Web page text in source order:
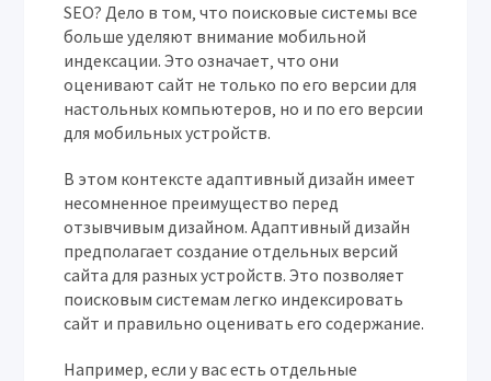
SEO? Дело в том‚ что поисковые системы все
больше уделяют внимание мобильной
индексации. Это означает‚ что они
оценивают сайт не только по его версии для
настольных компьютеров‚ но и по его версии
для мобильных устройств.
В этом контексте адаптивный дизайн имеет
несомненное преимущество перед
отзывчивым дизайном. Адаптивный дизайн
предполагает создание отдельных версий
сайта для разных устройств. Это позволяет
поисковым системам легко индексировать
сайт и правильно оценивать его содержание.
Например‚ если у вас есть отдельные